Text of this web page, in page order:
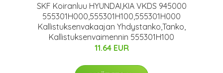
SKF Koiranluu HYUNDAI,KIA VKDS 945000
555301H000,555301H100,555301H000
Kallistuksenvakaajan Yhdystanko,Tanko,
Kallistuksenvaimennin 555301H100
11.64 EUR